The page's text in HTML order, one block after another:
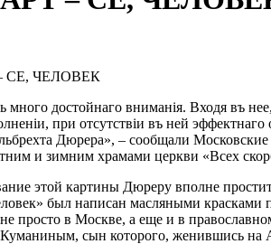
СЕ, ЧЕЛОВЕК
много достойнаго вниманія. Входя въ
при отсутствіи въ ней
Дюрера», – сообщали
и зимним храмами церкви «Всех
этой картины Дюреру вполне
был написан масляными
не просто в Москве, а еще и в
сын которого, женившись на